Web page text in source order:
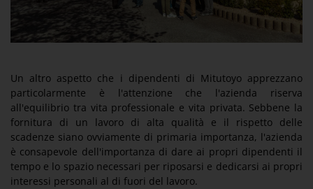
Un altro aspetto che i dipendenti di Mitutoyo apprezzano
particolarmente è l'attenzione che l'azienda riserva
all'equilibrio tra vita professionale e vita privata. Sebbene la
fornitura di un lavoro di alta qualità e il rispetto delle
scadenze siano ovviamente di primaria importanza, l'azienda
è consapevole dell'importanza di dare ai propri dipendenti il
tempo e lo spazio necessari per riposarsi e dedicarsi ai propri
interessi personali al di fuori del lavoro.